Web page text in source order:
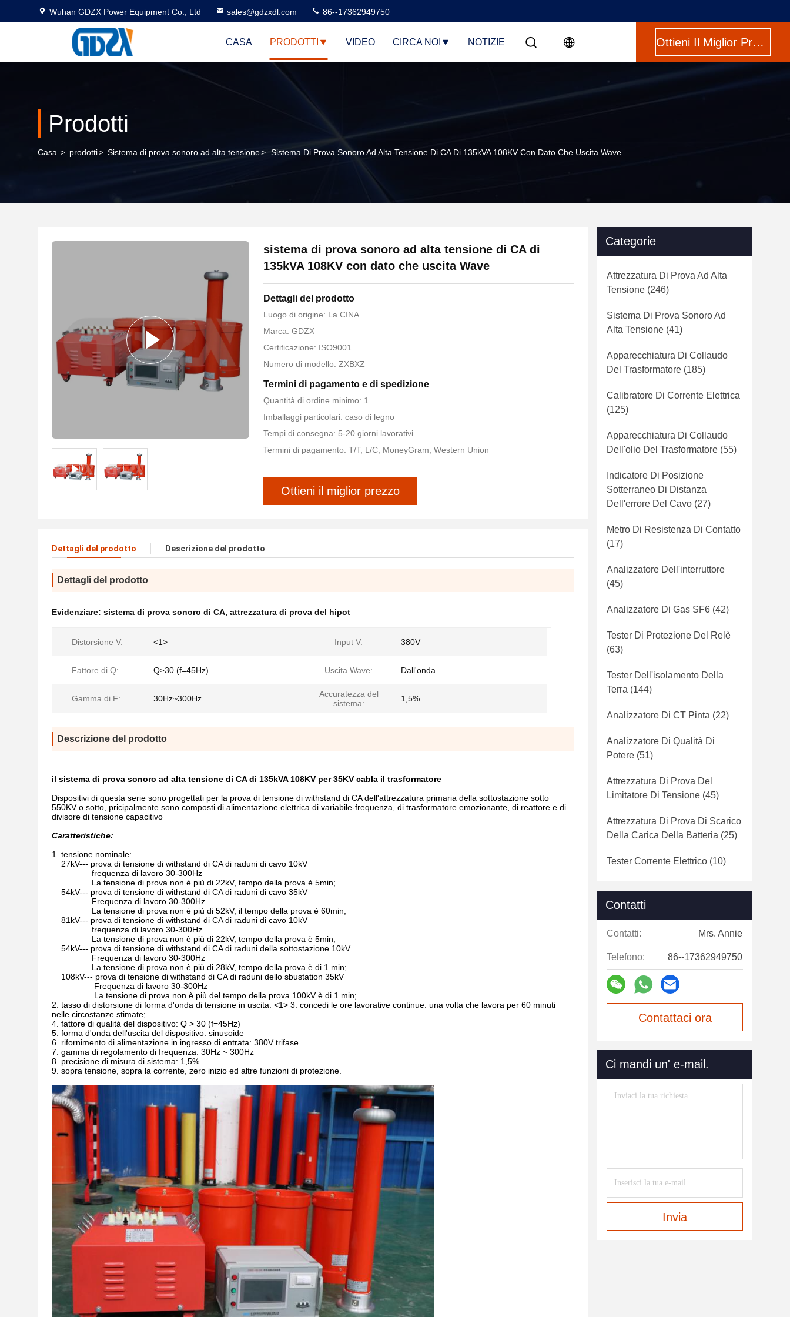
Wuhan GDZX Power Equipment Co., Ltd sales@gdzxdl.com 86--17362949750
CASA PRODOTTI VIDEO CIRCA NOI NOTIZIE Ottieni Il Miglior Prezzo
Prodotti
Casa. > prodotti> Sistema di prova sonoro ad alta tensione> Sistema Di Prova Sonoro Ad Alta Tensione Di CA Di 135kVA 108KV Con Dato Che Uscita Wave
sistema di prova sonoro ad alta tensione di CA di
135kVA 108KV con dato che uscita Wave
Dettagli del prodotto
Luogo di origine: La CINA
Marca: GDZX
Certificazione: ISO9001
Numero di modello: ZXBXZ
Termini di pagamento e di spedizione
Quantità di ordine minimo: 1
Imballaggi particolari: caso di legno
Tempi di consegna: 5-20 giorni lavorativi
Termini di pagamento: T/T, L/C, MoneyGram, Western Union
Ottieni il miglior prezzo
Dettagli del prodotto Descrizione del prodotto
Dettagli del prodotto
Evidenziare: sistema di prova sonoro di CA, attrezzatura di prova del hipot
Distorsione V: <1> Input V: 380V
Fattore di Q: Q≥30 (f=45Hz) Uscita Wave: Dall'onda
Gamma di F: 30Hz~300Hz
Accuratezza del
sistema:
1,5%
Descrizione del prodotto
il sistema di prova sonoro ad alta tensione di CA di 135kVA 108KV per 35KV cabla il trasformatore
Dispositivi di questa serie sono progettati per la prova di tensione di withstand di CA dell'attrezzatura primaria della sottostazione sotto
550KV o sotto, pricipalmente sono composti di alimentazione elettrica di variabile-frequenza, di trasformatore emozionante, di reattore e di
divisore di tensione capacitivo
Caratteristiche:
1. tensione nominale:
27kV--- prova di tensione di withstand di CA di raduni di cavo 10kV
frequenza di lavoro 30-300Hz
La tensione di prova non è più di 22kV, tempo della prova è 5min;
54kV--- prova di tensione di withstand di CA di raduni di cavo 35kV
Frequenza di lavoro 30-300Hz
La tensione di prova non è più di 52kV, il tempo della prova è 60min;
81kV--- prova di tensione di withstand di CA di raduni di cavo 10kV
frequenza di lavoro 30-300Hz
La tensione di prova non è più di 22kV, tempo della prova è 5min;
54kV--- prova di tensione di withstand di CA di raduni della sottostazione 10kV
Frequenza di lavoro 30-300Hz
La tensione di prova non è più di 28kV, tempo della prova è di 1 min;
108kV--- prova di tensione di withstand di CA di raduni dello sbustation 35kV
Frequenza di lavoro 30-300Hz
La tensione di prova non è più del tempo della prova 100kV è di 1 min;
2. tasso di distorsione di forma d'onda di tensione in uscita: <1> 3. concedi le ore lavorative continue: una volta che lavora per 60 minuti
nelle circostanze stimate;
4. fattore di qualità del dispositivo: Q > 30 (f=45Hz)
5. forma d'onda dell'uscita del dispositivo: sinusoide
6. rifornimento di alimentazione in ingresso di entrata: 380V trifase
7. gamma di regolamento di frequenza: 30Hz ~ 300Hz
8. precisione di misura di sistema: 1,5%
9. sopra tensione, sopra la corrente, zero inizio ed altre funzioni di protezione.
Categorie
Attrezzatura Di Prova Ad Alta
Tensione (246)
Sistema Di Prova Sonoro Ad
Alta Tensione (41)
Apparecchiatura Di Collaudo
Del Trasformatore (185)
Calibratore Di Corrente Elettrica
(125)
Apparecchiatura Di Collaudo
Dell'olio Del Trasformatore (55)
Indicatore Di Posizione
Sotterraneo Di Distanza
Dell'errore Del Cavo (27)
Metro Di Resistenza Di Contatto
(17)
Analizzatore Dell'interruttore
(45)
Analizzatore Di Gas SF6 (42)
Tester Di Protezione Del Relè
(63)
Tester Dell'isolamento Della
Terra (144)
Analizzatore Di CT Pinta (22)
Analizzatore Di Qualità Di
Potere (51)
Attrezzatura Di Prova Del
Limitatore Di Tensione (45)
Attrezzatura Di Prova Di Scarico
Della Carica Della Batteria (25)
Tester Corrente Elettrico (10)
Contatti
Contatti: Mrs. Annie
Telefono: 86--17362949750
Contattaci ora
Ci mandi un' e-mail.
Invia